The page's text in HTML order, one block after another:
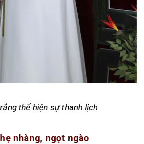
thể hiện sự thanh lịch
nhàng, ngọt ngào